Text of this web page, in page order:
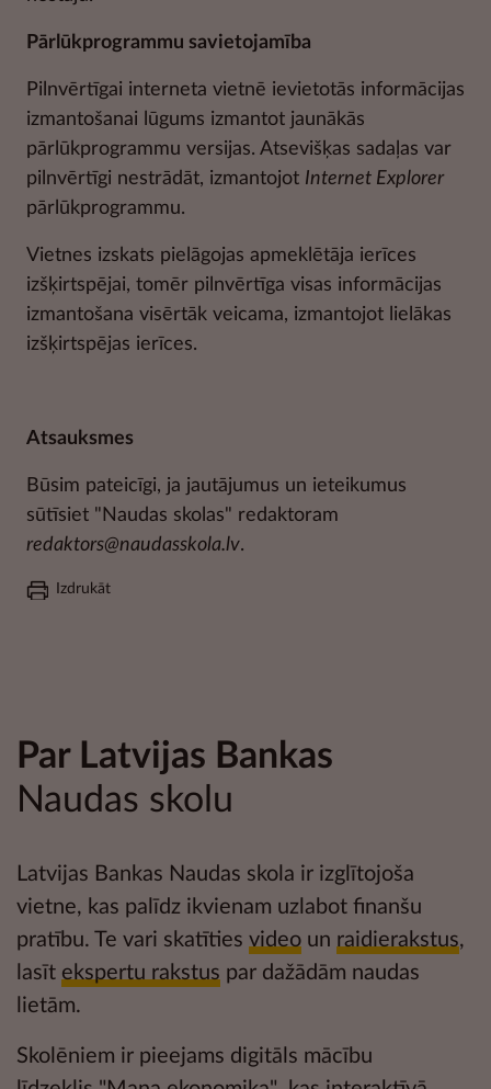
Pārlūkprogrammu savietojamība
Pilnvērtīgai interneta vietnē ievietotās informācijas
izmantošanai lūgums izmantot jaunākās
pārlūkprogrammu versijas. Atsevišķas sadaļas var
pilnvērtīgi nestrādāt, izmantojot Internet Explorer
pārlūkprogrammu.
Vietnes izskats pielāgojas apmeklētāja ierīces
izšķirtspējai, tomēr pilnvērtīga visas informācijas
izmantošana visērtāk veicama, izmantojot lielākas
izšķirtspējas ierīces.
Atsauksmes
Būsim pateicīgi, ja jautājumus un ieteikumus
sūtīsiet "Naudas skolas" redaktoram
redaktors@naudasskola.lv.
Izdrukāt
Par Latvijas Bankas
Naudas skolu
Latvijas Bankas Naudas skola ir izglītojoša
vietne, kas palīdz ikvienam uzlabot finanšu
pratību. Te vari skatīties video un raidierakstus,
lasīt ekspertu rakstus par dažādām naudas
lietām.
Skolēniem ir pieejams digitāls mācību